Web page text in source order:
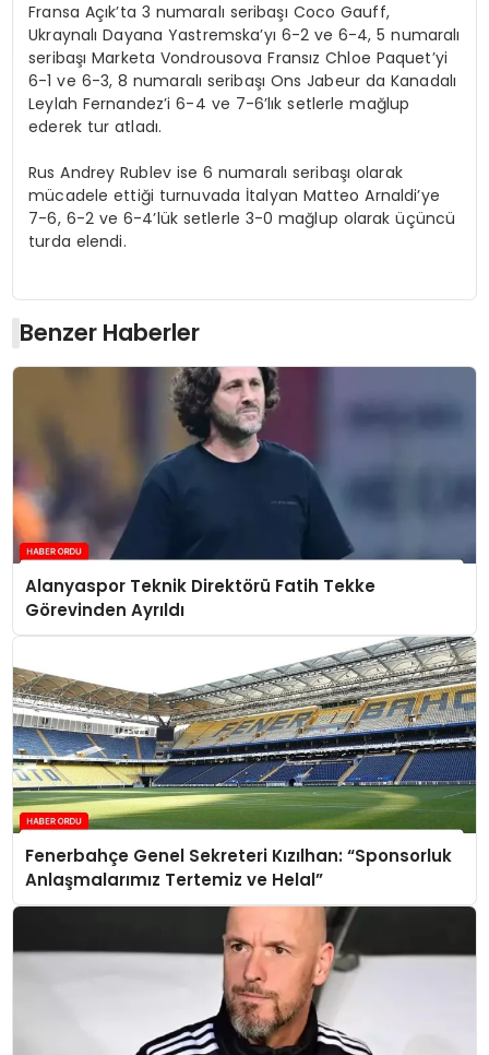
Fransa Açık’ta 3 numaralı seribaşı Coco Gauff,
Ukraynalı Dayana Yastremska’yı 6-2 ve 6-4, 5 numaralı
seribaşı Marketa Vondrousova Fransız Chloe Paquet’yi
6-1 ve 6-3, 8 numaralı seribaşı Ons Jabeur da Kanadalı
Leylah Fernandez’i 6-4 ve 7-6’lık setlerle mağlup
ederek tur atladı.
Rus Andrey Rublev ise 6 numaralı seribaşı olarak
mücadele ettiği turnuvada İtalyan Matteo Arnaldi’ye
7-6, 6-2 ve 6-4’lük setlerle 3-0 mağlup olarak üçüncü
turda elendi.
Benzer Haberler
Alanyaspor Teknik Direktörü Fatih Tekke
Görevinden Ayrıldı
Fenerbahçe Genel Sekreteri Kızılhan: “Sponsorluk
Anlaşmalarımız Tertemiz ve Helal”